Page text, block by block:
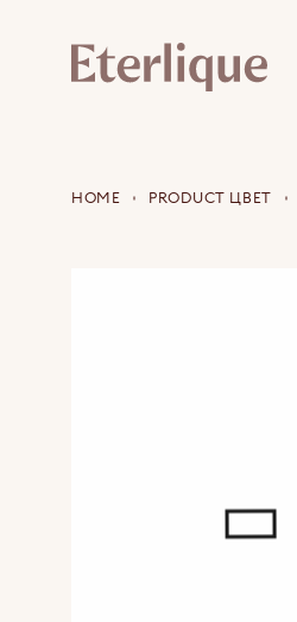
HOME PRODUCT ЦВЕТ